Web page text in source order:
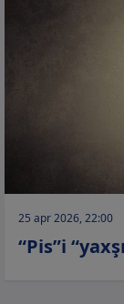
25 apr 2026, 22:00
“Pis”i